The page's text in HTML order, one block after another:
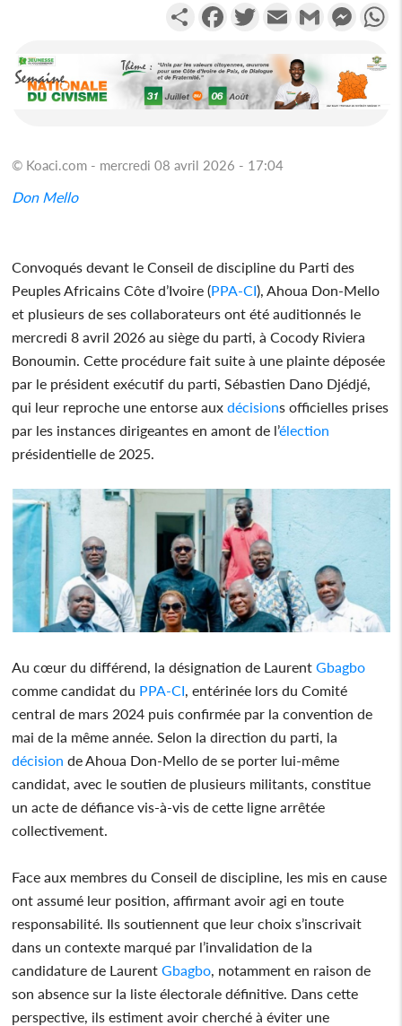
PartagerFacebookTwitterEmail Gmail
© Koaci.com - mercredi 08 avril 2026 - 17:04
Don Mello
Convoqués devant le Conseil de discipline du Parti des
Peuples Africains Côte d’Ivoire (PPA-CI), Ahoua Don-Mello
et plusieurs de ses collaborateurs ont été auditionnés le
mercredi 8 avril 2026 au siège du parti, à Cocody Riviera
Bonoumin. Cette procédure fait suite à une plainte déposée
par le président exécutif du parti, Sébastien Dano Djédjé,
qui leur reproche une entorse auxdécisions officielles prises
par les instances dirigeantes en amont de l’élection
présidentielle de 2025.
Au cœur du différend, la désignation de LaurentGbagbo
comme candidat du PPA-CI, entérinée lors du Comité
central de mars 2024 puis confirmée par la convention de
mai de la même année. Selon la direction du parti, la
décision de Ahoua Don-Mello de se porter lui-même
candidat, avec le soutien de plusieurs militants, constitue
un acte de défiance vis-à-vis de cette ligne arrêtée
collectivement.
Face aux membres du Conseil de discipline, les mis en cause
ont assumé leur position, affirmant avoir agi en toute
responsabilité. Ils soutiennent que leur choix s’inscrivait
dans un contexte marqué par l’invalidation de la
candidature de LaurentGbagbo, notamment en raison de
son absence sur la liste électorale définitive. Dans cette
perspective, ils estiment avoir cherché à éviter une